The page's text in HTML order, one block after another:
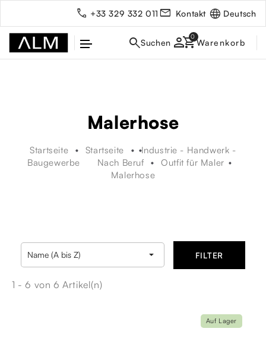
+33 329 332 011 Kontakt Deutsch
person
Malerhose
Startseite Startseite
Industrie - Handwerk -
Baugewerbe
Nach Beruf
Outfit für Maler
Malerhose
Name (A bis Z)  FILTER
1 - 6 von 6 Artikel(n)
Auf Lager